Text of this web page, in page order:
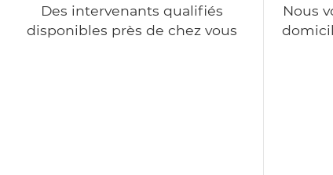
Des intervenants qualifiés
disponibles près de chez vous
Nous